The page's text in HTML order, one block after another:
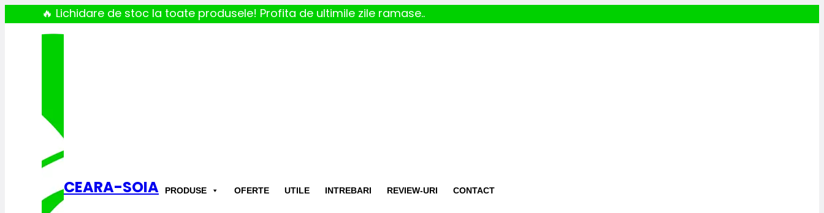
🔥 Lichidare de stoc la toate produsele! Profita de ultimile zile ramase..
CEARA-SOIA PRODUSE OFERTE UTILE INTREBARI REVIEW-URI CONTACT